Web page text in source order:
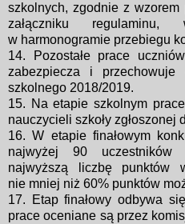
szkolnych, zgodnie z wzorem
załączniku
w harmonogramie przebiegu
14. Pozostałe prace
zabezpiecza i przechowuje
szkolnego 2018/2019.
15. Na etapie szkolnym
nauczycieli szkoły zgłoszonej
16. W etapie finałowym
najwyżej 90 uczestników
najwyższą liczbę punktów
nie mniej niż 60% punktów
17. Etap finałowy odbywa
prace oceniane są przez